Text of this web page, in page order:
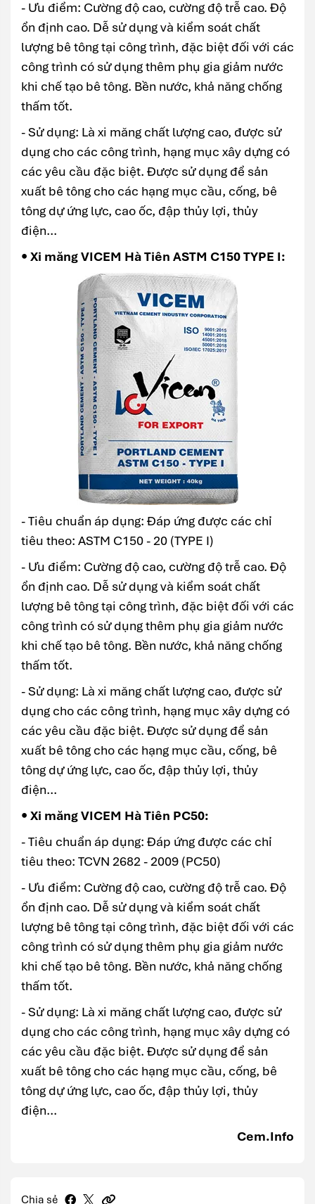
- Ưu điểm: Cường độ cao, cường độ trễ cao. Độ
ổn định cao. Dễ sử dụng và kiểm soát chất
lượng bê tông tại công trình, đặc biệt đối với các
công trình có sử dụng thêm phụ gia giảm nước
khi chế tạo bê tông. Bền nước, khả năng chống
thấm tốt.
- Sử dụng: Là xi măng chất lượng cao, được sử
dụng cho các công trình, hạng mục xây dựng có
các yêu cầu đặc biệt. Được sử dụng để sản
xuất bê tông cho các hạng mục cầu, cống, bê
tông dự ứng lực, cao ốc, đập thủy lợi, thủy
điện...
• Xi măng VICEM Hà Tiên ASTM C150 TYPE I:
- Tiêu chuẩn áp dụng: Đáp ứng được các chỉ
tiêu theo: ASTM C150 - 20 (TYPE I)
- Ưu điểm: Cường độ cao, cường độ trễ cao. Độ
ổn định cao. Dễ sử dụng và kiểm soát chất
lượng bê tông tại công trình, đặc biệt đối với các
công trình có sử dụng thêm phụ gia giảm nước
khi chế tạo bê tông. Bền nước, khả năng chống
thấm tốt.
- Sử dụng: Là xi măng chất lượng cao, được sử
dụng cho các công trình, hạng mục xây dựng có
các yêu cầu đặc biệt. Được sử dụng để sản
xuất bê tông cho các hạng mục cầu, cống, bê
tông dự ứng lực, cao ốc, đập thủy lợi, thủy
điện...
• Xi măng VICEM Hà Tiên PC50:
- Tiêu chuẩn áp dụng: Đáp ứng được các chỉ
tiêu theo: TCVN 2682 - 2009 (PC50)
- Ưu điểm: Cường độ cao, cường độ trễ cao. Độ
ổn định cao. Dễ sử dụng và kiểm soát chất
lượng bê tông tại công trình, đặc biệt đối với các
công trình có sử dụng thêm phụ gia giảm nước
khi chế tạo bê tông. Bền nước, khả năng chống
thấm tốt.
- Sử dụng: Là xi măng chất lượng cao, được sử
dụng cho các công trình, hạng mục xây dựng có
các yêu cầu đặc biệt. Được sử dụng để sản
xuất bê tông cho các hạng mục cầu, cống, bê
tông dự ứng lực, cao ốc, đập thủy lợi, thủy
điện...
Cem.Info
Chia sẻ